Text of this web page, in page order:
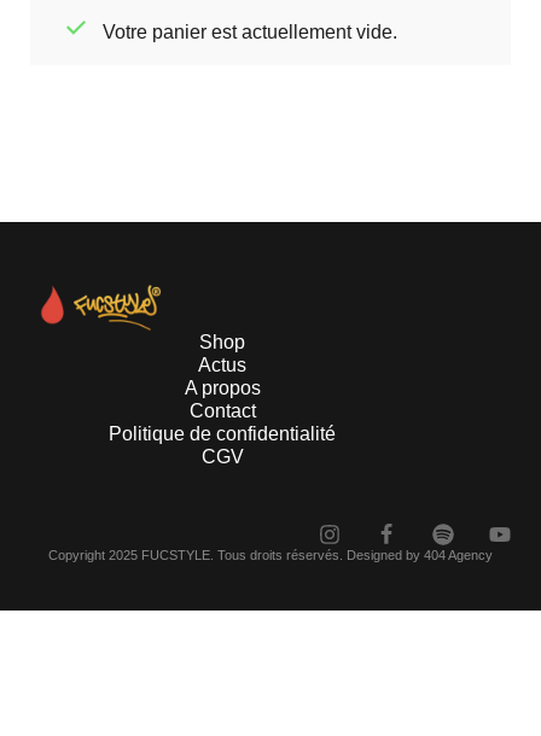
Votre panier est actuellement vide.
Shop
Actus
A propos
Contact
Politique de confidentialité
CGV
Copyright 2025 FUCSTYLE. Tous droits réservés. Designed by 404 Agency